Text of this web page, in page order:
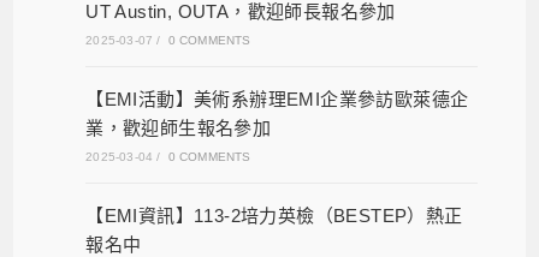
UT Austin, OUTA，歡迎師長報名參加
2025-03-07 / 0 COMMENTS
【EMI活動】美術系辦理EMI企業參訪歐萊德企
業，歡迎師生報名參加
2025-03-04 / 0 COMMENTS
【EMI資訊】113-2培力英檢（BESTEP）熱正
報名中